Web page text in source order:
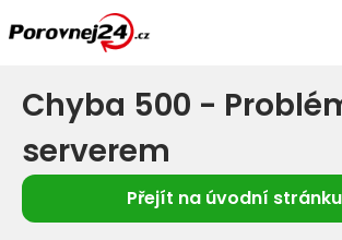
Chyba 500 -
serverem
Přejít na úvodní stránku